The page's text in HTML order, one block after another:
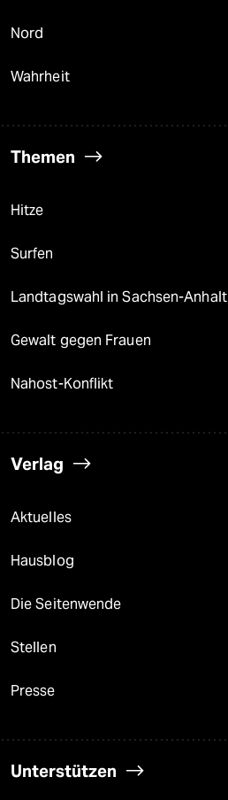
Nord
Wahrheit
Themen
Hitze
Surfen
Landtagswahl in Sachsen-Anhalt
Gewalt gegen Frauen
Nahost-Konflikt
Verlag
Aktuelles
Hausblog
Die Seitenwende
Stellen
Presse
Unterstützen